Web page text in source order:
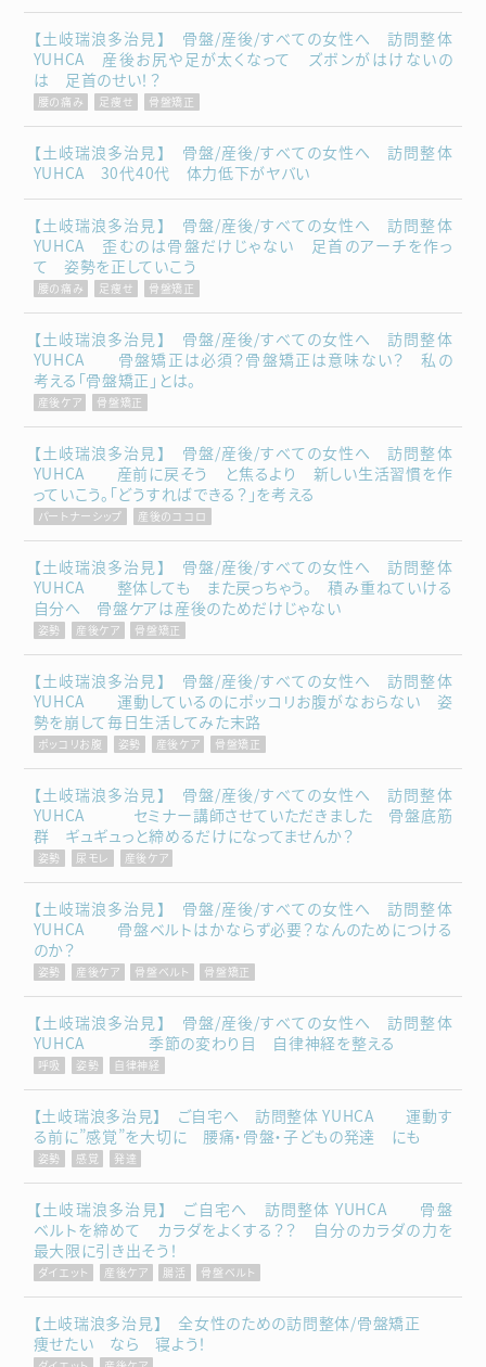
【土岐瑞浪多治見】 骨盤/産後/すべての女性へ 訪問整体
YUHCA 産後お尻や足が太くなって ズボンがはけないの
は 足首のせい！？
腰の痛み 足痩せ 骨盤矯正
【土岐瑞浪多治見】 骨盤/産後/すべての女性へ 訪問整体
YUHCA 30代40代 体力低下がヤバい
【土岐瑞浪多治見】 骨盤/産後/すべての女性へ 訪問整体
YUHCA 歪むのは骨盤だけじゃない 足首のアーチを作っ
て 姿勢を正していこう
腰の痛み 足痩せ 骨盤矯正
【土岐瑞浪多治見】 骨盤/産後/すべての女性へ 訪問整体
YUHCA 骨盤矯正は必須？骨盤矯正は意味ない？ 私の
考える「骨盤矯正」とは。
産後ケア 骨盤矯正
【土岐瑞浪多治見】 骨盤/産後/すべての女性へ 訪問整体
YUHCA 産前に戻そう と焦るより 新しい生活習慣を作
っていこう。「どうすればできる？」を考える
パートナーシップ 産後のココロ
【土岐瑞浪多治見】 骨盤/産後/すべての女性へ 訪問整体
YUHCA 整体しても また戻っちゃう。 積み重ねていける
自分へ 骨盤ケアは産後のためだけじゃない
姿勢 産後ケア 骨盤矯正
【土岐瑞浪多治見】 骨盤/産後/すべての女性へ 訪問整体
YUHCA 運動しているのにポッコリお腹がなおらない 姿
勢を崩して毎日生活してみた末路
ポッコリお腹 姿勢 産後ケア 骨盤矯正
【土岐瑞浪多治見】 骨盤/産後/すべての女性へ 訪問整体
YUHCA セミナー講師させていただきました 骨盤底筋
群 ギュギュっと締めるだけになってませんか？
姿勢 尿モレ 産後ケア
【土岐瑞浪多治見】 骨盤/産後/すべての女性へ 訪問整体
YUHCA 骨盤ベルトはかならず必要？なんのためにつける
のか？
姿勢 産後ケア 骨盤ベルト 骨盤矯正
【土岐瑞浪多治見】 骨盤/産後/すべての女性へ 訪問整体
YUHCA 季節の変わり目 自律神経を整える
呼吸 姿勢 自律神経
【土岐瑞浪多治見】 ご自宅へ 訪問整体 YUHCA 運動す
る前に”感覚”を大切に 腰痛・骨盤・子どもの発達 にも
姿勢 感覚 発達
【土岐瑞浪多治見】 ご自宅へ 訪問整体 YUHCA 骨盤
ベルトを締めて カラダをよくする？？ 自分のカラダの力を
最大限に引き出そう！
ダイエット 産後ケア 腸活 骨盤ベルト
【土岐瑞浪多治見】 全女性のための訪問整体/骨盤矯正
痩せたい なら 寝よう！